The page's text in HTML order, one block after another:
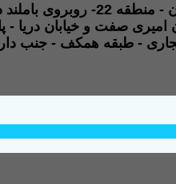
آدرس: تهران - منطقه 22-
امیری صفت و خیابان دریا -